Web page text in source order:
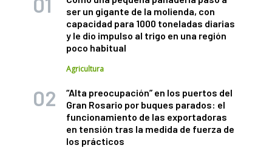
ser un gigante de la molienda, con
capacidad para 1000 toneladas diarias
y le dio impulso al trigo en una región
poco habitual
Agricultura
“Alta preocupación” en los puertos del
Gran Rosario por buques parados: el
funcionamiento de las exportadoras
en tensión tras la medida de fuerza de
los prácticos